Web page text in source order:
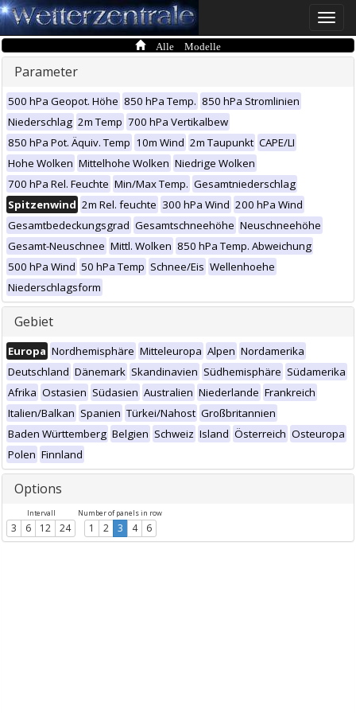
Toggle
Alle Modelle
Parameter
500 hPa Geopot. Höhe 850 hPa Temp. 850 hPa Stromlinien
Niederschlag 2m Temp 700 hPa Vertikalbew
850 hPa Pot. Äquiv. Temp 10m Wind 2m Taupunkt CAPE/LI
Hohe Wolken Mittelhohe Wolken Niedrige Wolken
700 hPa Rel. Feuchte Min/Max Temp. Gesamtniederschlag
Spitzenwind 2m Rel. feuchte 300 hPa Wind 200 hPa Wind
Gesamtbedeckungsgrad Gesamtschneehöhe Neuschneehöhe
Gesamt-Neuschnee Mittl. Wolken 850 hPa Temp. Abweichung
500 hPa Wind 50 hPa Temp Schnee/Eis Wellenhoehe
Niederschlagsform
Gebiet
Europa Nordhemisphäre Mitteleuropa Alpen Nordamerika
Deutschland Dänemark Skandinavien Südhemisphäre Südamerika
Afrika Ostasien Südasien Australien Niederlande Frankreich
Italien/Balkan Spanien Türkei/Nahost Großbritannien
Baden Württemberg Belgien Schweiz Island Österreich Osteuropa
Polen Finnland
Options
Intervall
3 6 12 24
Number of panels in row
1 2 3 4 6